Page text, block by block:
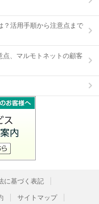
？活用手順から注意点まで
、マルモトネットの顧客
に基づく表記
サイトマップ